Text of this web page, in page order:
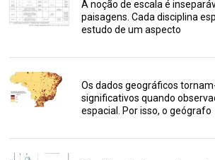
A noção de escala é
paisagens. Cada disciplina
estudo de um aspecto
Os dados geográficos
significativos quando
espacial. Por isso, o geógrafo